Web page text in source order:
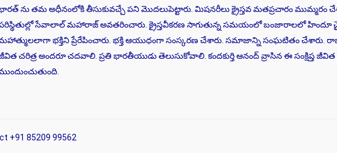
ను తమ అధీనంలోకి తీసుకువచ్చే పని మొదలుపెట్టారు. మిషనరీలు క్రైస్తవ మతప్రచారం ముమ్మరం
సేవాలాల్ మహారాజ్ అవతరించారు. క్రైస్తవీకరణ సాగుతున్న సమయంలో బంజారాలలో హిందూ
భక్తిని ప్రేరేపించారు. భక్తి ఆయుధంగా సంస్కరణ చేశారు. సమాజాన్ని సంఘటితం
చరిత్ర అందరూ చదవాలి. ప్రతి భారతీయుడు తెలుసుకోవాలి. కందకుర్తి ఆనంద్ వ్రాసిన ఈ
+91 85209 99562